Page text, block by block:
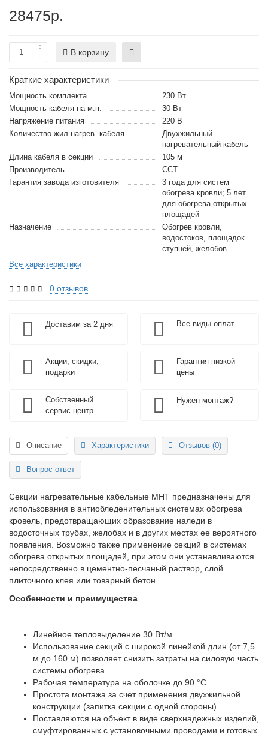
28475р.
В корзину
Краткие характеристики
Мощность комплекта
230 Вт
Мощность кабеля на м.п.
30 Вт
Напряжение питания
220 В
Количество жил нагрев. кабеля
Двухжильный
нагревательный кабель
Длина кабеля в секции
105 м
Производитель
ССТ
Гарантия завода изготовителя
3 года для систем
обогрева кровли; 5 лет
для обогрева открытых
площадей
Назначение
Обогрев кровли,
водостоков, площадок
ступней, желобов
Все характеристики
0 отзывов
Доставим за 2 дня Все виды оплат
Акции, скидки,
подарки
Гарантия низкой
цены
Собственный
сервис-центр
Нужен монтаж?
Описание Характеристики Отзывов (0)
Вопрос-ответ
Секции нагревательные кабельные МНТ предназначены для
использования в антиобледенительных системах обогрева
кровель, предотвращающих образование наледи в
водосточных трубах, желобах и в других местах ее вероятного
появления. Возможно также применение секций в системах
обогрева открытых площадей, при этом они устанавливаются
непосредственно в цементно-песчаный раствор, слой
плиточного клея или товарный бетон.
Особенности и преимущества
Линейное тепловыделение 30 Вт/м
Использование секций с широкой линейкой длин (от 7,5
м до 160 м) позволяет снизить затраты на силовую часть
системы обогрева
Рабочая температура на оболочке до 90 °С
Простота монтажа за счет применения двухжильной
конструкции (запитка секции с одной стороны)
Поставляются на объект в виде сверхнадежных изделий,
смуфтированных с установочными проводами и готовых